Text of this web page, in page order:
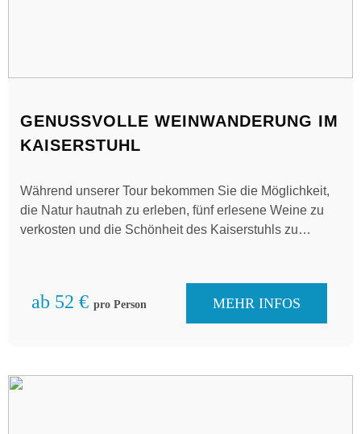
GENUSSVOLLE WEINWANDERUNG IM
KAISERSTUHL
Während unserer Tour bekommen Sie die Möglichkeit,
die Natur hautnah zu erleben, fünf erlesene Weine zu
verkosten und die Schönheit des Kaiserstuhls zu
ab 52 € pro Person MEHR INFOS